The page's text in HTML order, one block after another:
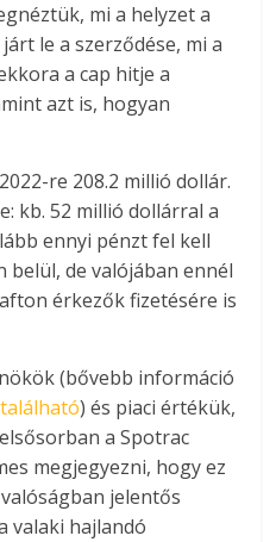
mi a helyzet a
le a szerződése, mi a
a cap hitje a
azt is, hogyan
re 208.2 millió dollár.
kb. 52 millió dollárral a
ennyi pénzt fel kell
belül, de valójában ennél
érkezők fizetésére is
(bővebb információ
) és piaci értékük,
a Spotrac
megjegyezni, hogy ez
jelentős
valaki hajlandó